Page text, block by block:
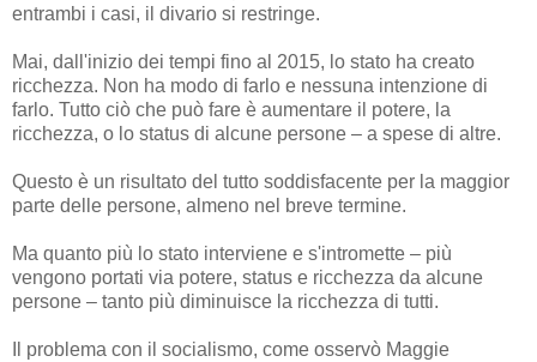
entrambi i casi, il divario si restringe.
Mai, dall'inizio dei tempi fino al 2015, lo stato ha creato
ricchezza. Non ha modo di farlo e nessuna intenzione di
farlo. Tutto ciò che può fare è aumentare il potere, la
ricchezza, o lo status di alcune persone – a spese di altre.
Questo è un risultato del tutto soddisfacente per la maggior
parte delle persone, almeno nel breve termine.
Ma quanto più lo stato interviene e s'intromette – più
vengono portati via potere, status e ricchezza da alcune
persone – tanto più diminuisce la ricchezza di tutti.
Il problema con il socialismo, come osservò Maggie